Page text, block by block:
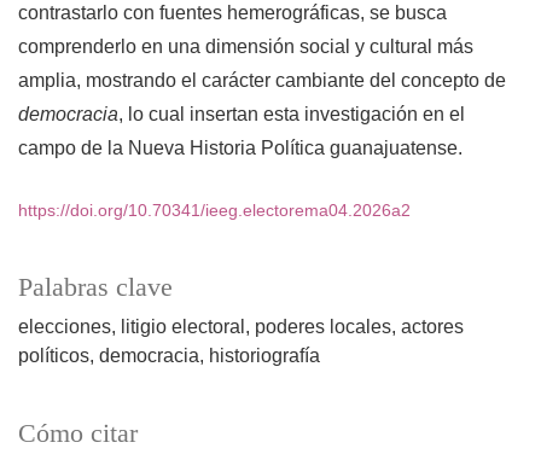
Palabras clave
elecciones litigio electoral poderes locales actores
políticos democracia historiografía
Cómo citar
contrastarlo con fuentes hemerográficas, se busca
comprenderlo en una dimensión social y cultural más
amplia, mostrando el carácter cambiante del concepto de
democracia, lo cual insertan esta investigación en el
campo de la Nueva Historia Política guanajuatense.
https://doi.org/10.70341/ieeg.electorema04.2026a2